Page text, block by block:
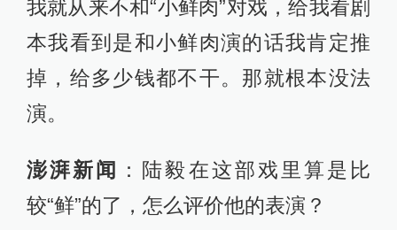
我就从来不和“小鲜肉”对戏，给我看剧
本我看到是和小鲜肉演的话我肯定推
掉，给多少钱都不干。那就根本没法
演。
澎湃新闻
：陆毅在这部戏里算是比
较“鲜”的了，怎么评价他的表演？